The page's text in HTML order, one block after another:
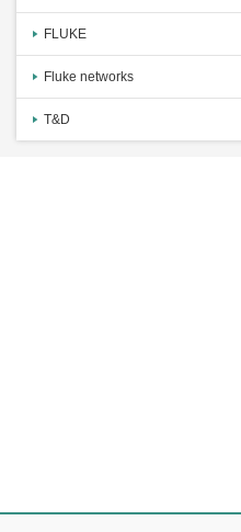
FLUKE
Fluke networks
T&D